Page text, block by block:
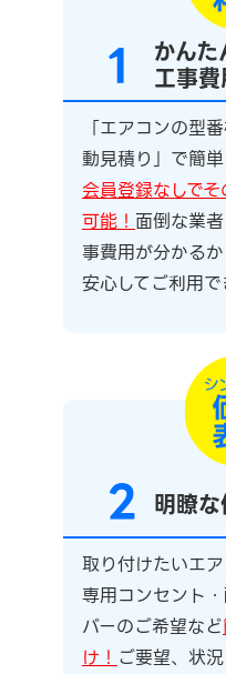
1 かん
工事費
「エアコンの型
動見積り」で簡
会員登録なしで
可能！面倒な業
事費用が分かる
安心してご利用で
2 明瞭な
取り付けたいエ
専用コンセント
バーのご希望など
け！ご要望、状